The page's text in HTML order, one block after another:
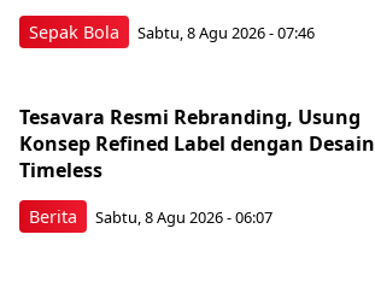
Sepak Bola Sabtu, 8 Agu 2026 - 07:46
Berita
Tesavara Resmi Rebranding, Usung
Konsep Refined Label dengan Desain
Timeless
Sabtu, 8 Agu 2026 - 06:07